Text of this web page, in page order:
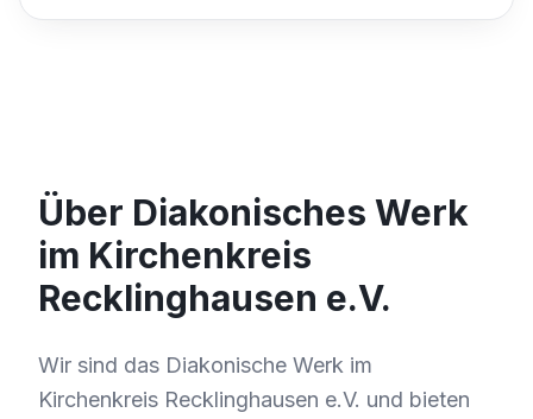
Über Diakonisches Werk
im Kirchenkreis
Recklinghausen e.V.
Wir sind das Diakonische Werk im
Kirchenkreis Recklinghausen e.V. und bieten